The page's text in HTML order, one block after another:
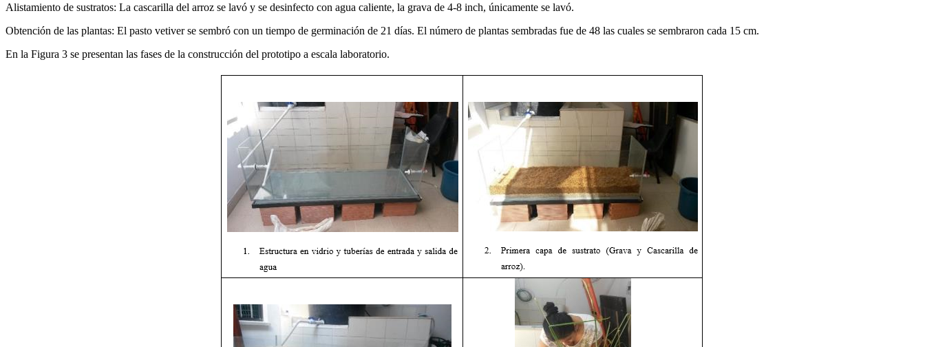
Alistamiento de sustratos: La cascarilla del arroz se lavó y se desinfecto con agua caliente, la grava de 4-8 inch, únicamente se lavó.
Obtención de las plantas: El pasto vetiver se sembró con un tiempo de germinación de 21 días. El número de plantas sembradas fue de 48 las cuales se sembraron cada 15 cm.
En la Figura 3 se presentan las fases de la construcción del prototipo a escala laboratorio.